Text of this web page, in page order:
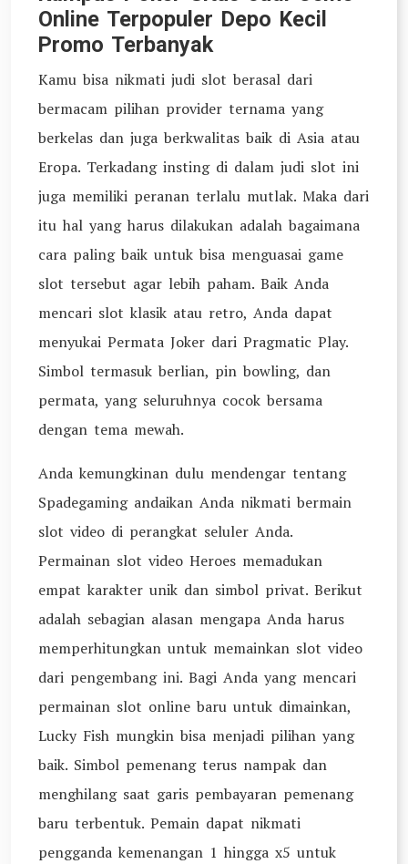
Online Terpopuler Depo Kecil
Promo Terbanyak
Kamu bisa nikmati judi slot berasal dari
bermacam pilihan provider ternama yang
berkelas dan juga berkwalitas baik di Asia atau
Eropa. Terkadang insting di dalam judi slot ini
juga memiliki peranan terlalu mutlak. Maka dari
itu hal yang harus dilakukan adalah bagaimana
cara paling baik untuk bisa menguasai game
slot tersebut agar lebih paham. Baik Anda
mencari slot klasik atau retro, Anda dapat
menyukai Permata Joker dari Pragmatic Play.
Simbol termasuk berlian, pin bowling, dan
permata, yang seluruhnya cocok bersama
dengan tema mewah.
Anda kemungkinan dulu mendengar tentang
Spadegaming andaikan Anda nikmati bermain
slot video di perangkat seluler Anda.
Permainan slot video Heroes memadukan
empat karakter unik dan simbol privat. Berikut
adalah sebagian alasan mengapa Anda harus
memperhitungkan untuk memainkan slot video
dari pengembang ini. Bagi Anda yang mencari
permainan slot online baru untuk dimainkan,
Lucky Fish mungkin bisa menjadi pilihan yang
baik. Simbol pemenang terus nampak dan
menghilang saat garis pembayaran pemenang
baru terbentuk. Pemain dapat nikmati
pengganda kemenangan 1 hingga x5 untuk